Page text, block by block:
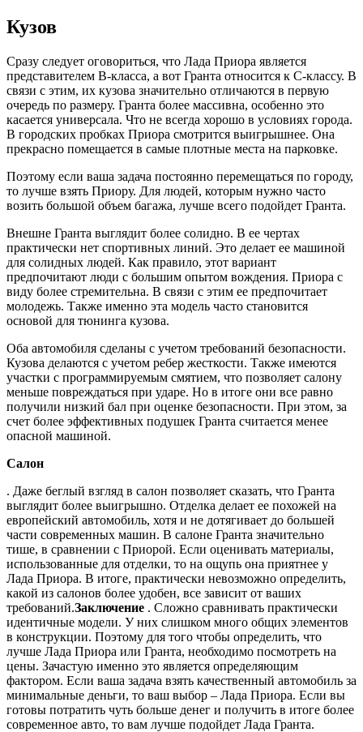
Кузов
Сразу следует оговориться, что Лада Приора является
представителем B-класса, а вот Гранта относится к C-классу. В
связи с этим, их кузова значительно отличаются в первую
очередь по размеру. Гранта более массивна, особенно это
касается универсала. Что не всегда хорошо в условиях города.
В городских пробках Приора смотрится выигрышнее. Она
прекрасно помещается в самые плотные места на парковке.
Поэтому если ваша задача постоянно перемещаться по городу,
то лучше взять Приору. Для людей, которым нужно часто
возить большой объем багажа, лучше всего подойдет Гранта.
Внешне Гранта выглядит более солидно. В ее чертах
практически нет спортивных линий. Это делает ее машиной
для солидных людей. Как правило, этот вариант
предпочитают люди с большим опытом вождения. Приора с
виду более стремительна. В связи с этим ее предпочитает
молодежь. Также именно эта модель часто становится
основой для тюнинга кузова.
Оба автомобиля сделаны с учетом требований безопасности.
Кузова делаются с учетом ребер жесткости. Также имеются
участки с программируемым смятием, что позволяет салону
меньше повреждаться при ударе. Но в итоге они все равно
получили низкий бал при оценке безопасности. При этом, за
счет более эффективных подушек Гранта считается менее
опасной машиной.
Салон
. Даже беглый взгляд в салон позволяет сказать, что Гранта
выглядит более выигрышно. Отделка делает ее похожей на
европейский автомобиль, хотя и не дотягивает до большей
части современных машин. В салоне Гранта значительно
тише, в сравнении с Приорой. Если оценивать материалы,
использованные для отделки, то на ощупь она приятнее у
Лада Приора. В итоге, практически невозможно определить,
какой из салонов более удобен, все зависит от ваших
требований.Заключение . Сложно сравнивать практически
идентичные модели. У них слишком много общих элементов
в конструкции. Поэтому для того чтобы определить, что
лучше Лада Приора или Гранта, необходимо посмотреть на
цены. Зачастую именно это является определяющим
фактором. Если ваша задача взять качественный автомобиль за
минимальные деньги, то ваш выбор – Лада Приора. Если вы
готовы потратить чуть больше денег и получить в итоге более
современное авто, то вам лучше подойдет Лада Гранта.